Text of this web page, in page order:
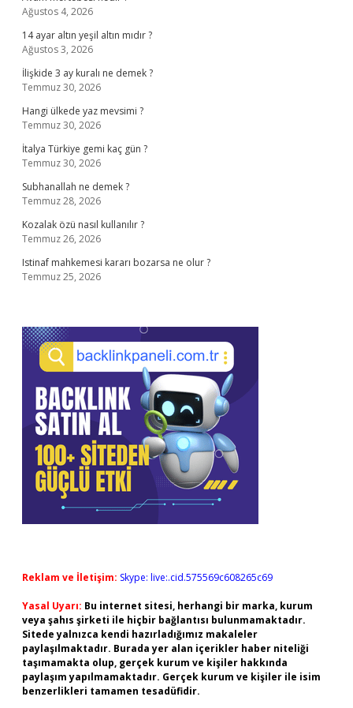
Ağustos 4, 2026
14 ayar altın yeşil altın mıdır ?
Ağustos 3, 2026
İlişkide 3 ay kuralı ne demek ?
Temmuz 30, 2026
Hangi ülkede yaz mevsimi ?
Temmuz 30, 2026
İtalya Türkiye gemi kaç gün ?
Temmuz 30, 2026
Subhanallah ne demek ?
Temmuz 28, 2026
Kozalak özü nasıl kullanılır ?
Temmuz 26, 2026
Istinaf mahkemesi kararı bozarsa ne olur ?
Temmuz 25, 2026
Reklam ve İletişim: Skype: live:.cid.575569c608265c69
Yasal Uyarı: Bu internet sitesi, herhangi bir marka, kurum
veya şahıs şirketi ile hiçbir bağlantısı bulunmamaktadır.
Sitede yalnızca kendi hazırladığımız makaleler
paylaşılmaktadır. Burada yer alan içerikler haber niteliği
taşımamakta olup, gerçek kurum ve kişiler hakkında
paylaşım yapılmamaktadır. Gerçek kurum ve kişiler ile isim
benzerlikleri tamamen tesadüfidir.